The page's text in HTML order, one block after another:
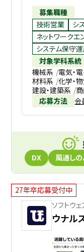
募集職種
技術営業
シ
ネットワークエ
システム保守
対象学科系統
機械系 電気・
材料系 化学・
建設・建築系
応募方法
会
DX 風通し
27年卒応募受付中
ソフトウ
ウナル